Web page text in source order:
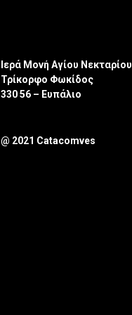
Ιερά Μονή Αγίου Νεκταρίου
Τρίκορφο Φωκίδος
330 56 – Ευπάλιο
@ 2021 Catacomves